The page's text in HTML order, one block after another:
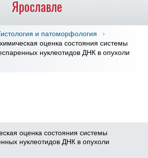
Ярославле
и патоморфология
оценка состояния системы
нуклеотидов ДНК в опухоли
оценка состояния системы
нуклеотидов ДНК в опухоли